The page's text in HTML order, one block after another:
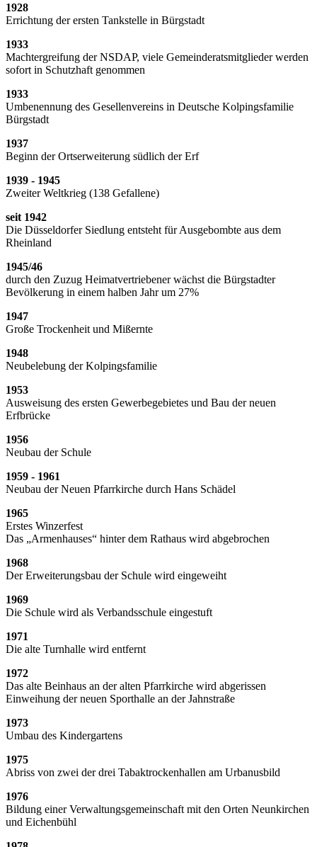
1928
Errichtung der ersten Tankstelle in Bürgstadt
1933
Machtergreifung der NSDAP, viele Gemeinderatsmitglieder werden
sofort in Schutzhaft genommen
1933
Umbenennung des Gesellenvereins in Deutsche Kolpingsfamilie
Bürgstadt
1937
Beginn der Ortserweiterung südlich der Erf
1939 - 1945
Zweiter Weltkrieg (138 Gefallene)
seit 1942
Die Düsseldorfer Siedlung entsteht für Ausgebombte aus dem
Rheinland
1945/46
durch den Zuzug Heimatvertriebener wächst die Bürgstadter
Bevölkerung in einem halben Jahr um 27%
1947
Große Trockenheit und Mißernte
1948
Neubelebung der Kolpingsfamilie
1953
Ausweisung des ersten Gewerbegebietes und Bau der neuen
Erfbrücke
1956
Neubau der Schule
1959 - 1961
Neubau der Neuen Pfarrkirche durch Hans Schädel
1965
Erstes Winzerfest
Das „Armenhauses“ hinter dem Rathaus wird abgebrochen
1968
Der Erweiterungsbau der Schule wird eingeweiht
1969
Die Schule wird als Verbandsschule eingestuft
1971
Die alte Turnhalle wird entfernt
1972
Das alte Beinhaus an der alten Pfarrkirche wird abgerissen
Einweihung der neuen Sporthalle an der Jahnstraße
1973
Umbau des Kindergartens
1975
Abriss von zwei der drei Tabaktrockenhallen am Urbanusbild
1976
Bildung einer Verwaltungsgemeinschaft mit den Orten Neunkirchen
und Eichenbühl